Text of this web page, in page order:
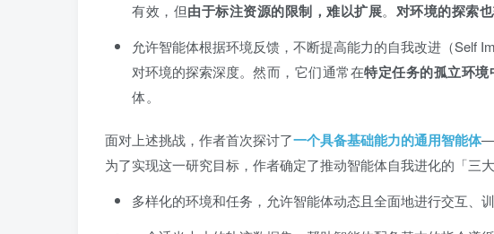
有效， 但由于标注资源的限制，难以扩展。 对环境的探索
允许智能体根据环境反馈，不断提高能力的自我改进（Self
对环境的探索深度。 然而，它们通常在特定任务的孤立环境
体。
面对上述挑战，作者首次探讨了一个具备基础能力的通用智能体
为了实现这一研究目标，作者确定了推动智能体自我进化的「三
多样化的环境和任务，允许智能体动态且全面地进行交互、